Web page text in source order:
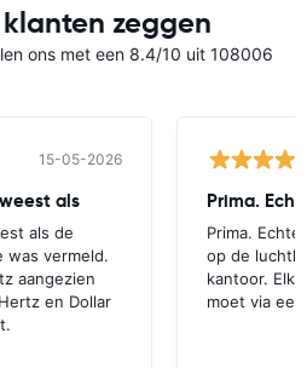
zeggen
ons met een 8.4/10 uit 108006
15-05-2026
als
als de
was vermeld.
aangezien
en Dollar
Prima.
Prima.
op de
kantoor. Elk
moet via